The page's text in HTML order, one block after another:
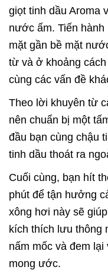
giọt tinh dầu Aroma
nước ấm. Tiến
mặt gần bề mặt
từ và ở khoảng
cùng các vấn đề
Theo lời khuyên từ
nên chuẩn bị một
đầu bạn cùng chậu
tinh dầu thoát ra
Cuối cùng, bạn hít
phút để tận hưởng
xông hơi này sẽ
kích thích lưu thông
nấm mốc và đem
mong ước.